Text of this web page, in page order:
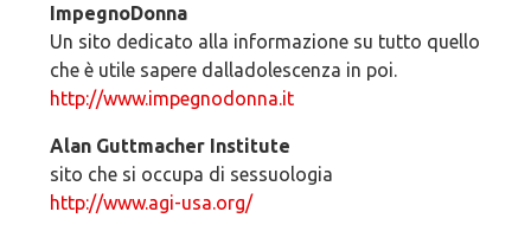
ImpegnoDonna
Un sito dedicato alla informazione su tutto quello
che è utile sapere dalladolescenza in poi.
http://www.impegnodonna.it
Alan Guttmacher Institute
sito che si occupa di sessuologia
http://www.agi-usa.org/